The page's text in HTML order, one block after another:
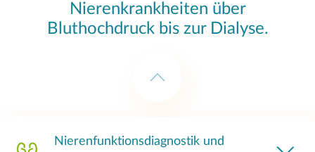
Nierenkrankheiten über
Bluthochdruck bis zur Dialyse.
Nierenfunktionsdiagnostik und